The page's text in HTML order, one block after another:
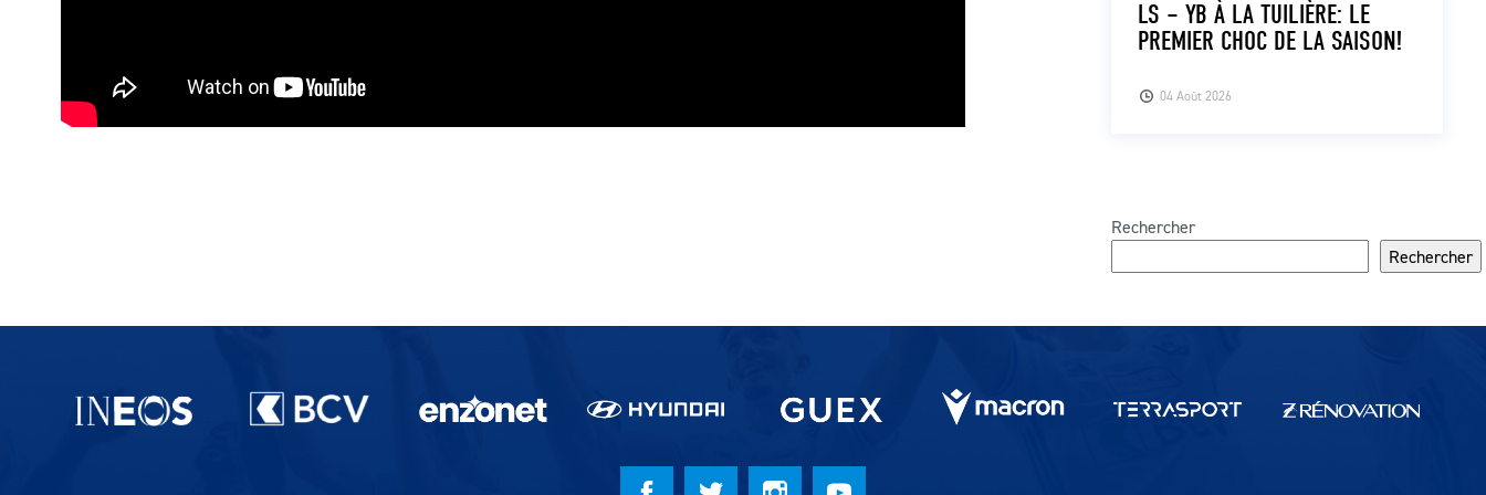
04 Août 2026
LS – YB À LA TUILIÈRE: LE
PREMIER CHOC DE LA SAISON!
Rechercher
Rechercher
Partenaires du lausanne-Sport